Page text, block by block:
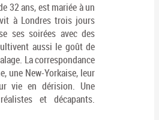
32 ans, est mariée à un
à Londres trois jours
ses soirées avec des
aussi le goût de
La correspondance
une New-Yorkaise, leur
vie en dérision. Une
et décapants.